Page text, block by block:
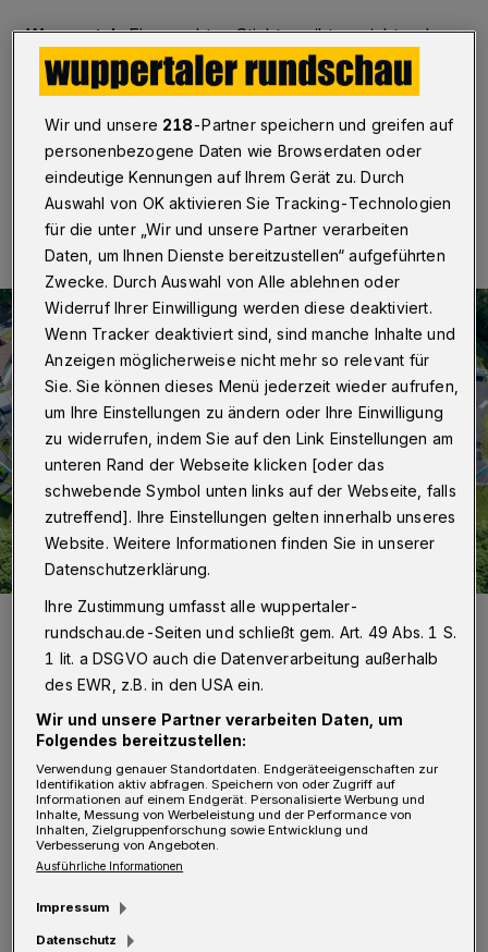
Wuppertal·Einen echten Stichtag gibt es nicht – aber
fest steht: Das Stadion am Zoo wird im Sommer 100
Jahre alt. Die Stadt feiert das mit einem vielseitigem
Programm und einem U20-Länderspiel als Zugabe.
17.08.2024 , 11:00 Uhr
Zum 100. Geburtstag geht es im zuletzt ordentlich aufgehübschten
Stadion am Zoo Ende September rund.
Foto: GMW/Frank Buetz
D ie Jubiläums-Sause startet am 27.
September 2024 mit einem
Fußballtraining, zu dem der WSV vormittags
Wir und unsere 218-Partner speichern und greifen auf
personenbezogene Daten wie Browserdaten oder
eindeutige Kennungen auf Ihrem Gerät zu. Durch
Auswahl von OK aktivieren Sie Tracking-Technologien
für die unter „Wir und unsere Partner verarbeiten
Daten, um Ihnen Dienste bereitzustellen“ aufgeführten
Zwecke. Durch Auswahl von Alle ablehnen oder
Widerruf Ihrer Einwilligung werden diese deaktiviert.
Wenn Tracker deaktiviert sind, sind manche Inhalte und
Anzeigen möglicherweise nicht mehr so relevant für
Sie. Sie können dieses Menü jederzeit wieder aufrufen,
um Ihre Einstellungen zu ändern oder Ihre Einwilligung
zu widerrufen, indem Sie auf den Link Einstellungen am
unteren Rand der Webseite klicken [oder das
schwebende Symbol unten links auf der Webseite, falls
zutreffend]. Ihre Einstellungen gelten innerhalb unseres
Website. Weitere Informationen finden Sie in unserer
Datenschutzerklärung.
Ihre Zustimmung umfasst alle wuppertaler-
rundschau.de-Seiten und schließt gem. Art. 49 Abs. 1 S.
1 lit. a DSGVO auch die Datenverarbeitung außerhalb
des EWR, z.B. in den USA ein.
Wir und unsere Partner verarbeiten Daten, um
Folgendes bereitzustellen:
Verwendung genauer Standortdaten. Endgeräteeigenschaften zur
Identifikation aktiv abfragen. Speichern von oder Zugriff auf
Informationen auf einem Endgerät. Personalisierte Werbung und
Inhalte, Messung von Werbeleistung und der Performance von
Inhalten, Zielgruppenforschung sowie Entwicklung und
Verbesserung von Angeboten.
Ausführliche Informationen
Impressum
Datenschutz